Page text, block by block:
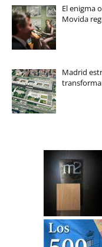
El enigma
Movida
Madrid